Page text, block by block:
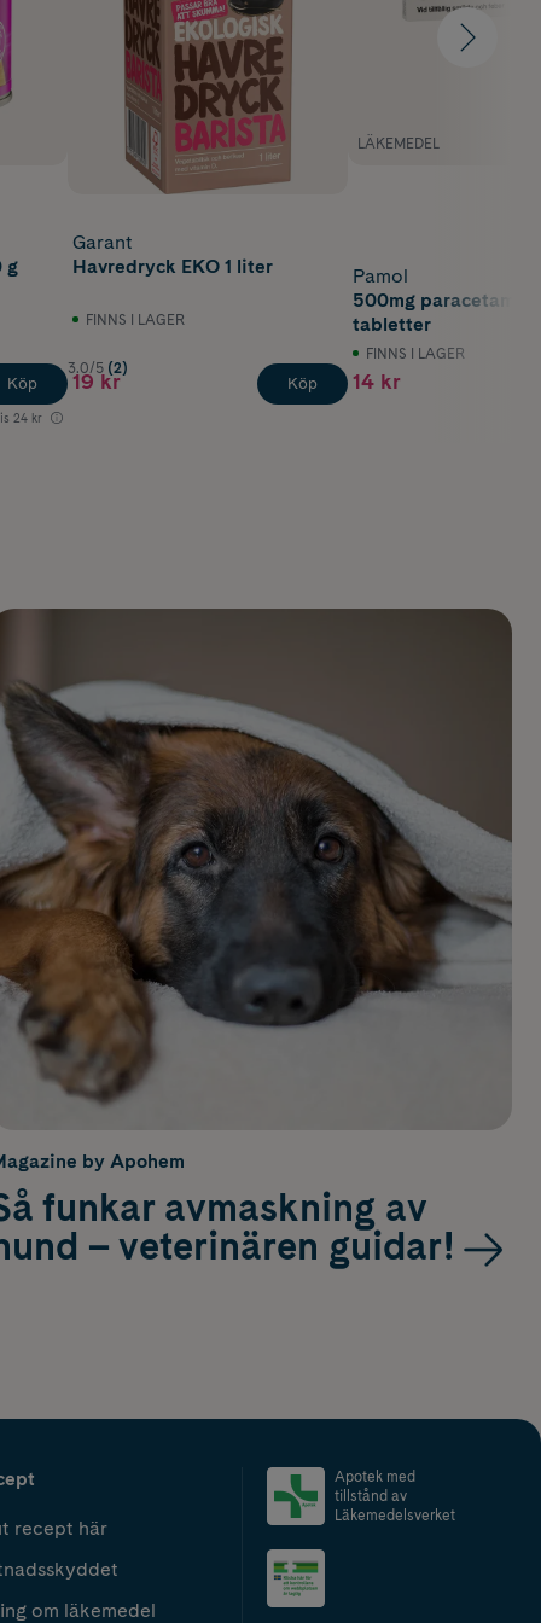
g
24 kr
Köp
Garant
Havredryck EKO 1 liter
FINNS I LAGER
3.0/5 (2)
19 kr Köp
LÄKEMEDEL
Pamol
500mg paracetamol
tabletter
FINNS I LAGER
14 kr
by Apohem
funkar avmaskning av
– veterinären guidar!
recept här
om läkemedel
Apotek med
tillstånd av
Läkemedelsverket